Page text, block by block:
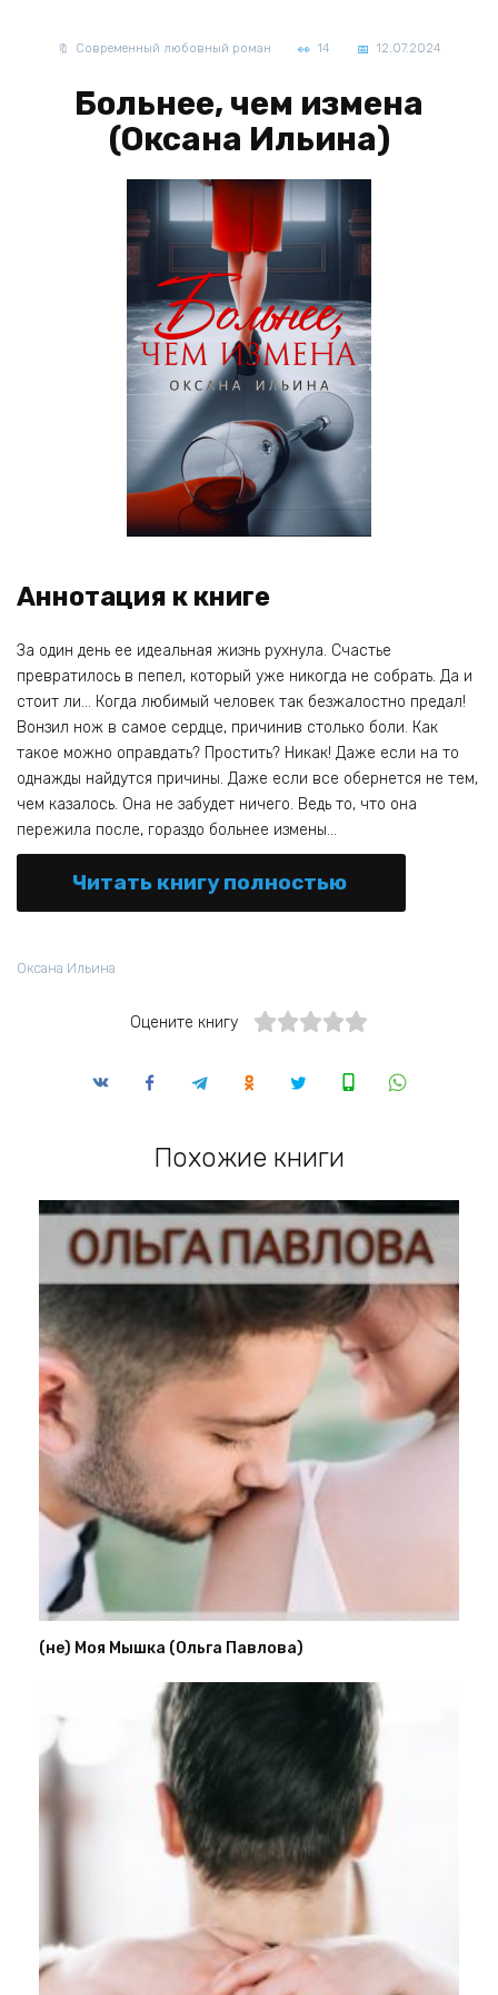
Современный любовный роман 14 12.07.2024
Больнее, чем измена
(Оксана Ильина)
Аннотация к книге
За один день ее идеальная жизнь рухнула. Счастье
превратилось в пепел, который уже никогда не собрать. Да и
стоит ли… Когда любимый человек так безжалостно предал!
Вонзил нож в самое сердце, причинив столько боли. Как
такое можно оправдать? Простить? Никак! Даже если на то
однажды найдутся причины. Даже если все обернется не тем,
чем казалось. Она не забудет ничего. Ведь то, что она
пережила после, гораздо больнее измены…
Читать книгу полностью
Оксана Ильина
Оцените книгу
Похожие книги
(не) Моя Мышка (Ольга Павлова)